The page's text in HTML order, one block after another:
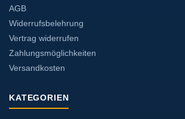
AGB
Widerrufsbelehrung
Vertrag widerrufen
Zahlungsmöglichkeiten
Versandkosten
KATEGORIEN